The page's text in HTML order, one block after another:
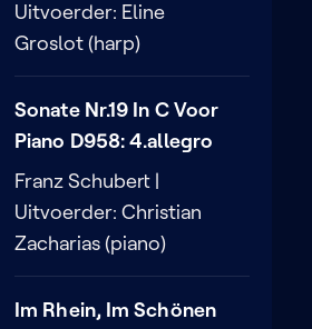
Uitvoerder: Eline
Groslot (harp)
Sonate Nr.19 In C Voor
Piano D958: 4.allegro
Franz Schubert |
Uitvoerder: Christian
Zacharias (piano)
Im Rhein, Im Schönen